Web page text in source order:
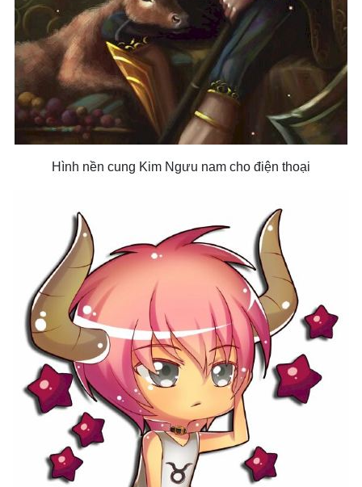
Hình nền cung Kim Ngưu nam cho điện thoại